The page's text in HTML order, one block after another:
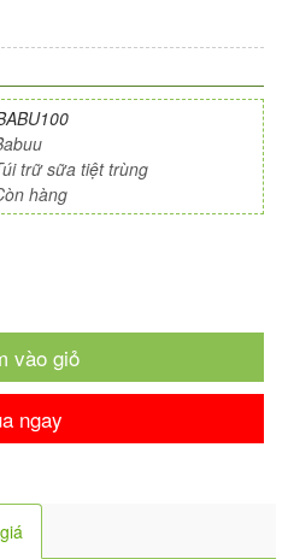
trữ sữa tiệt trùng
hàng
vào giỏ
ngay